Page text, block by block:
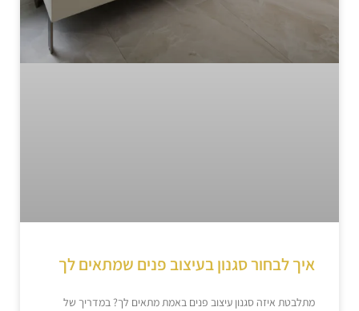
איך לבחור סגנון בעיצוב פנים שמתאים לך
מתלבטת איזה סגנון עיצוב פנים באמת מתאים לך? במדריך של